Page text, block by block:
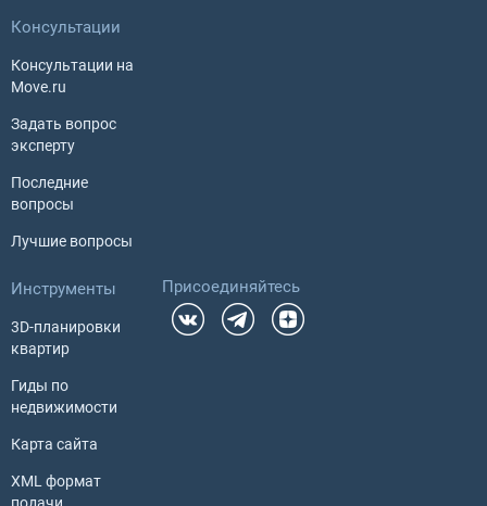
Консультации
Консультации на
Move.ru
Задать вопрос
эксперту
Последние
вопросы
Лучшие вопросы
Инструменты
3D-планировки
квартир
Гиды по
недвижимости
Карта сайта
XML формат
Присоединяйтесь